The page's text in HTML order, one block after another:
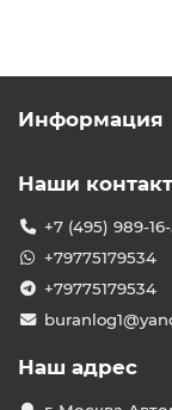
Информация
Наши
+7 (495) 989-16-
+79775179534
+79775179534
Наш адрес